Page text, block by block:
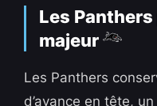
Les
majeur
Les Panthers
d’avance en tête,